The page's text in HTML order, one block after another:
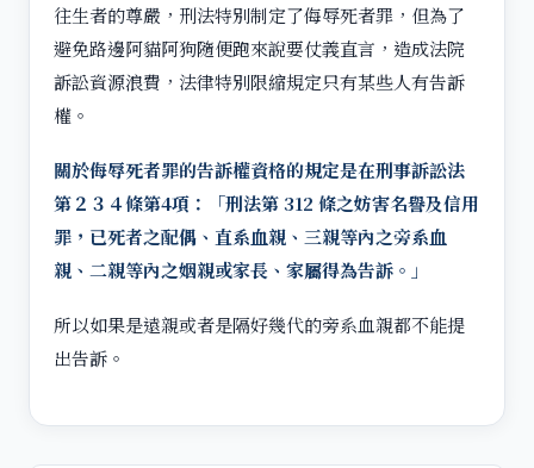
往生者的尊嚴，刑法特別制定了侮辱死者罪，但為了
避免路邊阿貓阿狗隨便跑來說要仗義直言，造成法院
訴訟資源浪費，法律特別限縮規定只有某些人有告訴
權。
關於侮辱死者罪的告訴權資格的規定是在刑事訴訟法
第２３４條第4項：「刑法第 312 條之妨害名譽及信用
罪，已死者之配偶、直系血親、三親等內之旁系血
親、二親等內之姻親或家長、家屬得為告訴。」
所以如果是遠親或者是隔好幾代的旁系血親都不能提
出告訴。